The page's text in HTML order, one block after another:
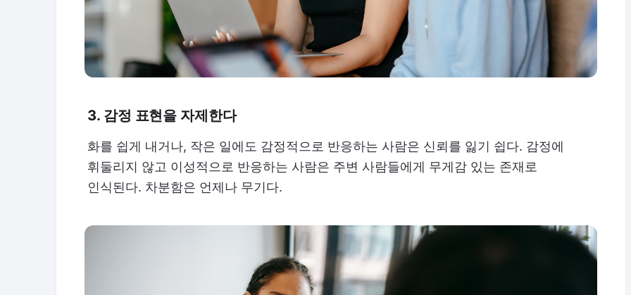
3. 감정 표현을 자제한다
화를 쉽게 내거나, 작은 일에도 감정적으로 반응하는 사람은 신뢰를 잃기 쉽다. 감정에
휘둘리지 않고 이성적으로 반응하는 사람은 주변 사람들에게 무게감 있는 존재로
인식된다. 차분함은 언제나 무기다.